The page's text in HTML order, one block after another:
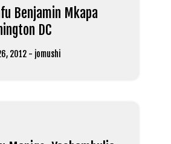
Benjamin Mkapa
DC
2012 - jomushi